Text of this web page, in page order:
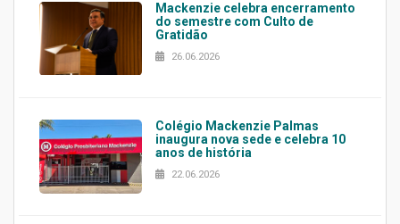
Mackenzie celebra encerramento
do semestre com Culto de
Gratidão
26.06.2026
Colégio Mackenzie Palmas
inaugura nova sede e celebra 10
anos de história
22.06.2026